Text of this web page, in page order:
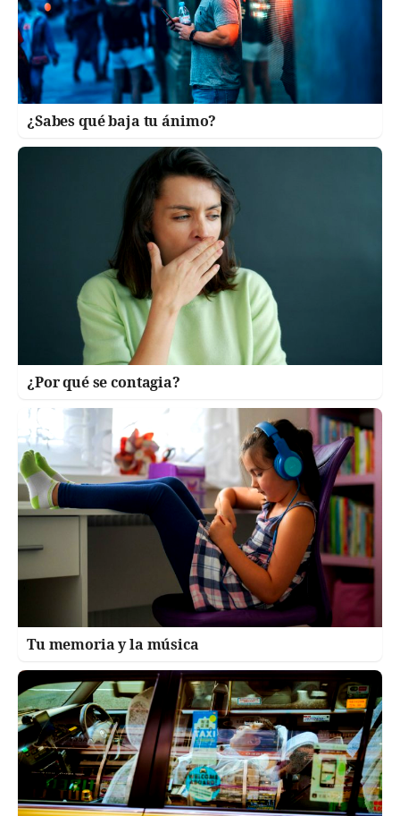
¿Sabes qué baja tu ánimo?
¿Por qué se contagia?
Tu memoria y la música